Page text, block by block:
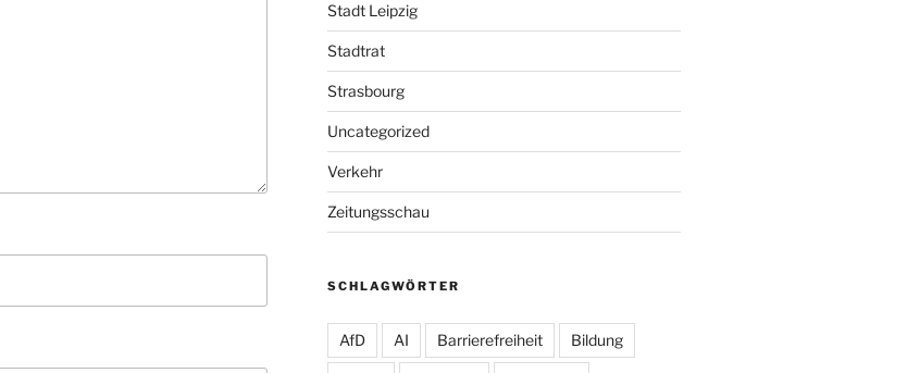
Stadt Leipzig
Stadtrat
Strasbourg
Uncategorized
Verkehr
Zeitungsschau
SCHLAGWÖRTER
AfD AI Barrierefreiheit Bildung